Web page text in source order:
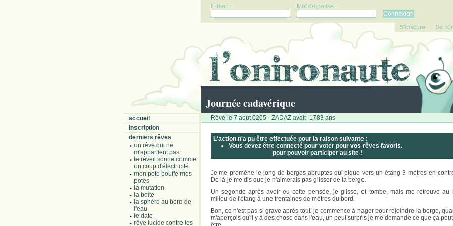
E-mail : Mot de passe :
S'inscrire Se
Journée cadavérique
accueil
inscription
derniers rêves
un rêve qui ne
m'appartient pas
le réveil sonne comme
un coup d'électricité
mon pote bouffe mes
potes
la mutation
la boîte
la sphère au bord de
l'eau
le date
rêve lucide contre les
Rêvé le 7 août 0205 - ZADAZ avait -1783 ans
L'action n'a pu être effectuée pour la raison suivante :
Vous devez être connecté pour voter pour vos rêves favoris.
pour pouvoir participer au site !
Je me promène le long de berges abruptes qui pique vers un étang 3 mètres en
De là je me dis que je n'aimerais pas glisser de la berge.
Un segonde après avoir eu cette pensée, je glisse, et tombe, mais me retrouve au
milieu de l'étang à une trentaines de mètres du bord.
Bon, ce n'est pas si grave après tout, je commence à nager pour rejoindre la berge,
m'aperçois qu'il y à des chose dans l'eau, un peut surpris je me demande ce que ça